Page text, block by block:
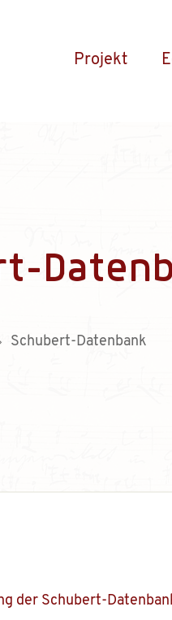
Projekt
Schubert-Datenbank
der Schubert-